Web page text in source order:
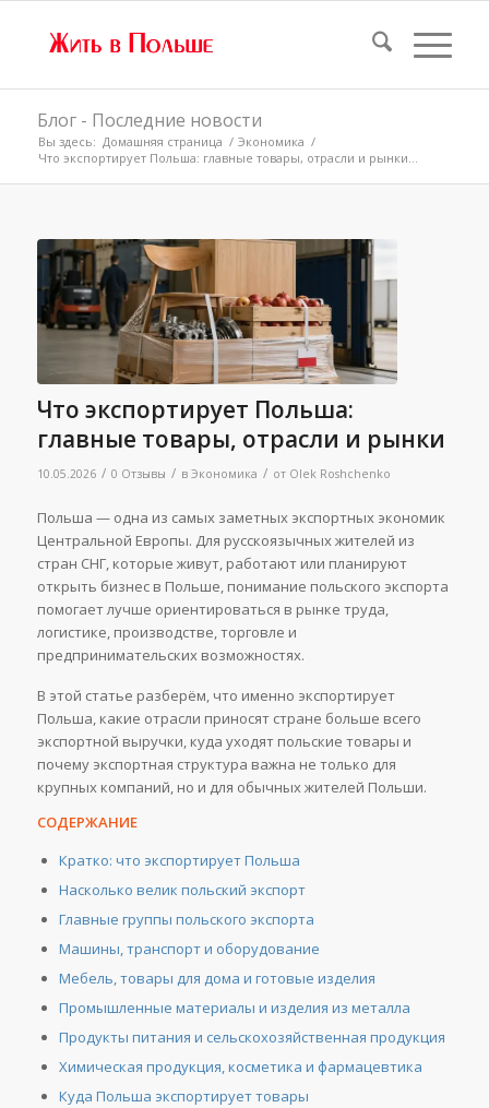
Блог - Последние новости
Вы здесь: Домашняя страница / Экономика /
Что экспортирует Польша: главные товары, отрасли и рынки...
Что экспортирует Польша:
главные товары, отрасли и рынки
10.05.2026 / 0 Отзывы / в Экономика / от Olek Roshchenko
Польша — одна из самых заметных экспортных экономик
Центральной Европы. Для русскоязычных жителей из
стран СНГ, которые живут, работают или планируют
открыть бизнес в Польше, понимание польского экспорта
помогает лучше ориентироваться в рынке труда,
логистике, производстве, торговле и
предпринимательских возможностях.
В этой статье разберём, что именно экспортирует
Польша, какие отрасли приносят стране больше всего
экспортной выручки, куда уходят польские товары и
почему экспортная структура важна не только для
крупных компаний, но и для обычных жителей Польши.
СОДЕРЖАНИЕ
Кратко: что экспортирует Польша
Насколько велик польский экспорт
Главные группы польского экспорта
Машины, транспорт и оборудование
Мебель, товары для дома и готовые изделия
Промышленные материалы и изделия из металла
Продукты питания и сельскохозяйственная продукция
Химическая продукция, косметика и фармацевтика
Куда Польша экспортирует товары